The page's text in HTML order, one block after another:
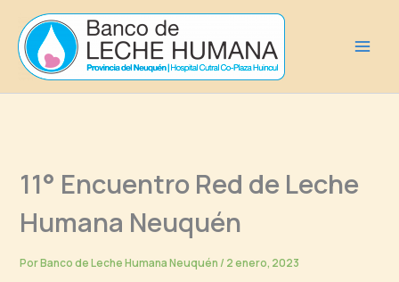
contenido
11° Encuentro Red de Leche
Humana Neuquén
PorBanco de Leche Humana Neuquén / 2 enero, 2023